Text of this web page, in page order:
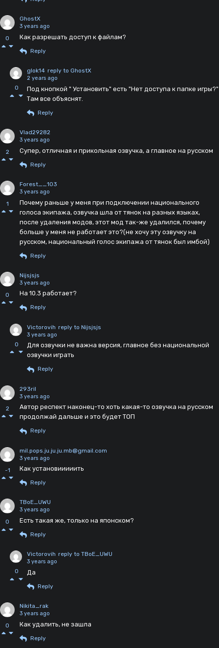
0
GhostX
3 years ago
Как разрешать доступ к файлам?
Reply
0
glok14 reply to GhostX
2 years ago
Под кнопкой " Установить" есть "Нет доступа к папке игры?"
Там все объяснят.
Reply
2
Vlad29282
3 years ago
Супер, отличная и прикольная озвучка, а главное на русском
Reply
1
Forest__103
3 years ago
Почему раньше у меня при подключении национального
голоса экипажа, озвучка шла от тянок на разных языках,
после удаления модов, этот мод так-же удалился, почему
больше у меня не работает это?(не хочу эту озвучку на
русском, национальный голос экипажа от тянок был имбой)
Reply
0
Nijsjsjs
3 years ago
На 10.3 работает?
Reply
0
Victorovih reply to Nijsjsjs
3 years ago
Для озвучки не важна версия, главное без национальной
озвучки играть
Reply
2
293ril
3 years ago
Автор респект наконец-то хоть какая-то озвучка на русском
продолжай дальше и это будет ТОП
Reply
-1
mil.pops.ju.ju.ju.mb@gmail.com
3 years ago
Как установииииить
Reply
0
TBoE_UWU
3 years ago
Есть такая же, только на японском?
Reply
0
Victorovih reply to TBoE_UWU
3 years ago
Да
Reply
0
Nikita_rak
3 years ago
Как удалить, не зашла
Reply